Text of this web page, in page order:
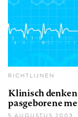
RICHTLIJNEN
Klinisch denken
pasgeborene